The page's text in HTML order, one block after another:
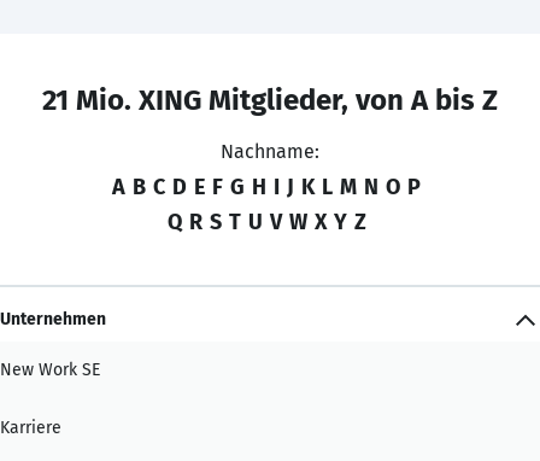
21 Mio. XING Mitglieder, von A bis Z
Nachname:
A B C D E F G H I J K L M N O P
Q R S T U V W X Y Z
Unternehmen
New Work SE
Karriere